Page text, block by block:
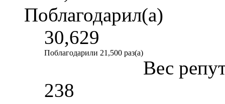
Поблагодарил(а)
30,629
Поблагодарили 21,500 раз(а)
Вес
238